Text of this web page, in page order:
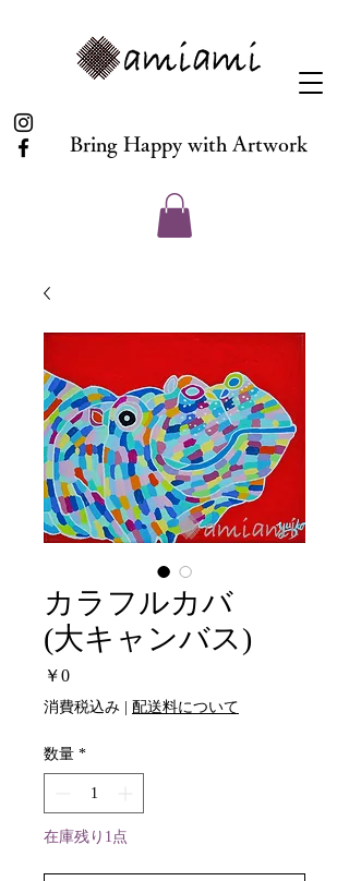
Bring Happy with Artwork
カラフルカバ
(大キャンバス)
￥0価
格
消費税込み | 配送料について
数量 *
在庫残り1点